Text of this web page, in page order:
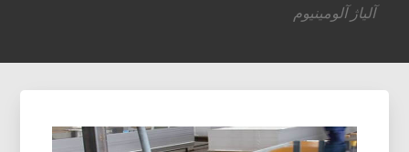
آلیاژ آلومینیوم